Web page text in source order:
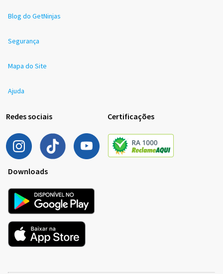
Blog do GetNinjas
Segurança
Mapa do Site
Ajuda
Redes sociais Certificações
Downloads